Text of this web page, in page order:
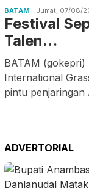
BATAM Jumat, 07/08/
Festival
Talen…
BATAM (gokepri)
International
pintu penjaringan
ADVERTORIAL